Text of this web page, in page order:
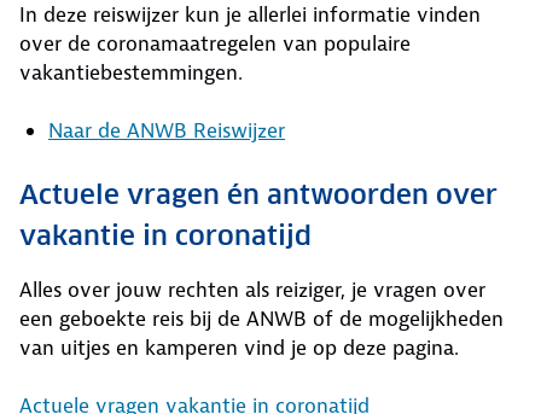
In deze reiswijzer kun je allerlei informatie vinden
over de coronamaatregelen van populaire
vakantiebestemmingen.
Naar de ANWB Reiswijzer
Actuele vragen én antwoorden over
vakantie in coronatijd
Alles over jouw rechten als reiziger, je vragen over
een geboekte reis bij de ANWB of de mogelijkheden
van uitjes en kamperen vind je op deze pagina.
Actuele vragen vakantie in coronatijd